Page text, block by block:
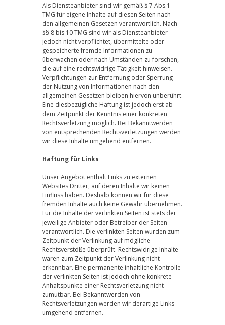
Als Diensteanbieter sind wir gemäß § 7 Abs.1
TMG für eigene Inhalte auf diesen Seiten nach
den allgemeinen Gesetzen verantwortlich. Nach
§§ 8 bis 10 TMG sind wir als Diensteanbieter
jedoch nicht verpflichtet, übermittelte oder
gespeicherte fremde Informationen zu
überwachen oder nach Umständen zu forschen,
die auf eine rechtswidrige Tätigkeit hinweisen.
Verpflichtungen zur Entfernung oder Sperrung
der Nutzung von Informationen nach den
allgemeinen Gesetzen bleiben hiervon unberührt.
Eine diesbezügliche Haftung ist jedoch erst ab
dem Zeitpunkt der Kenntnis einer konkreten
Rechtsverletzung möglich. Bei Bekanntwerden
von entsprechenden Rechtsverletzungen werden
wir diese Inhalte umgehend entfernen.
Haftung für Links
Unser Angebot enthält Links zu externen
Websites Dritter, auf deren Inhalte wir keinen
Einfluss haben. Deshalb können wir für diese
fremden Inhalte auch keine Gewähr übernehmen.
Für die Inhalte der verlinkten Seiten ist stets der
jeweilige Anbieter oder Betreiber der Seiten
verantwortlich. Die verlinkten Seiten wurden zum
Zeitpunkt der Verlinkung auf mögliche
Rechtsverstöße überprüft. Rechtswidrige Inhalte
waren zum Zeitpunkt der Verlinkung nicht
erkennbar. Eine permanente inhaltliche Kontrolle
der verlinkten Seiten ist jedoch ohne konkrete
Anhaltspunkte einer Rechtsverletzung nicht
zumutbar. Bei Bekanntwerden von
Rechtsverletzungen werden wir derartige Links
umgehend entfernen.